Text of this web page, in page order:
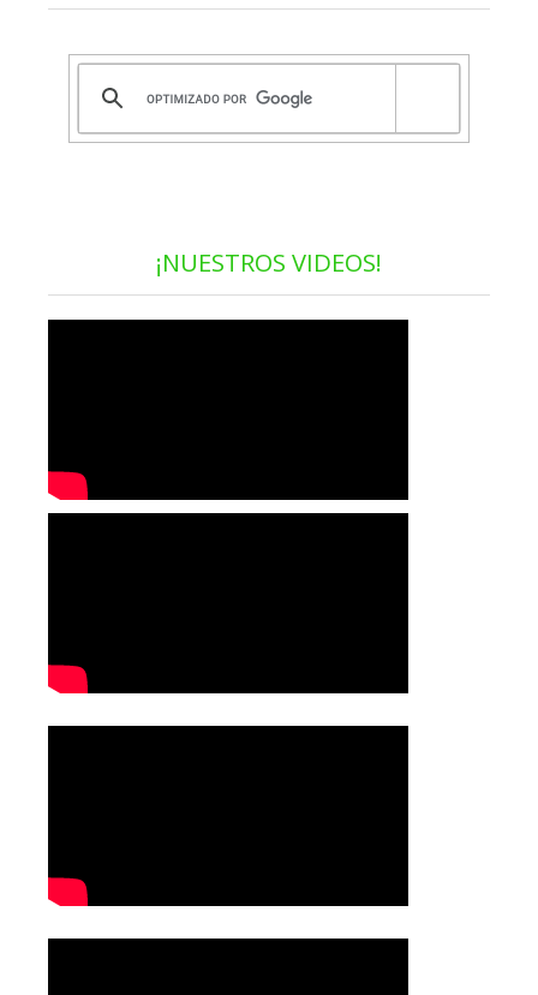
¡NUESTROS VIDEOS!